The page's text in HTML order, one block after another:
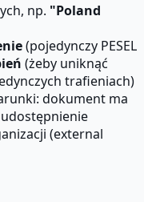
np. "Poland
(pojedynczy PESEL
(żeby uniknąć
trafieniach)
dokument ma
(external